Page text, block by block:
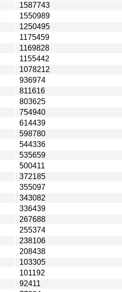
1587743
1550989
1250495
1175459
1169828
1155442
1078212
936974
811616
803625
754940
614439
598780
544336
535659
500411
372185
355097
343082
336439
267688
255374
238106
208438
103305
101192
92411